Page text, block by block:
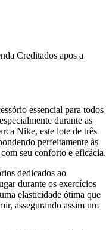
Creditados apos a
essencial para todos
durante as
Nike, este lote de três
perfeitamente às
seu conforto e eficácia.
dedicados ao
durante os exercícios
elasticidade ótima que
assegurando assim um